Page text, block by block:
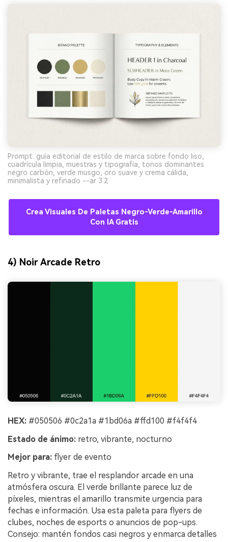
Prompt: guía editorial de estilo de marca sobre fondo liso,
cuadrícula limpia, muestras y tipografía, tonos dominantes
negro carbón, verde musgo, oro suave y crema cálida,
minimalista y refinado --ar 3:2
Crea Visuales De Paletas Negro-Verde-Amarillo
Con IA Gratis
4) Noir Arcade Retro
HEX: #050506 #0c2a1a #1bd06a #ffd100 #f4f4f4
Estado de ánimo: retro, vibrante, nocturno
Mejor para: flyer de evento
Retro y vibrante, trae el resplandor arcade en una
atmósfera oscura. El verde brillante parece luz de
píxeles, mientras el amarillo transmite urgencia para
fechas e información. Usa esta paleta para flyers de
clubes, noches de esports o anuncios de pop-ups.
Consejo: mantén fondos casi negros y enmarca detalles